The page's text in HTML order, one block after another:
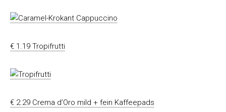
€ 1.19 Tropifrutti
€ 2.29 Crema d’Oro mild + fein Kaffeepads